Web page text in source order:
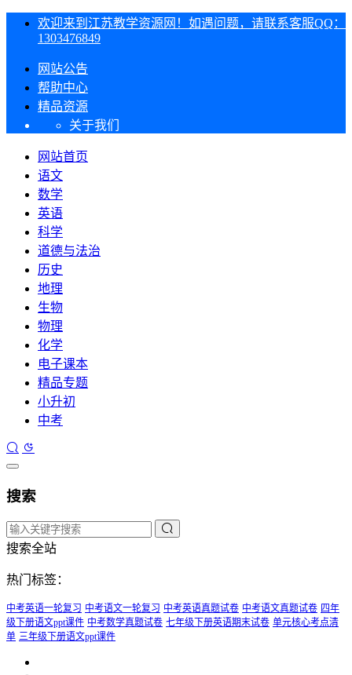
欢迎来到江苏教学资源网！如遇问题，请联系客服QQ：
1303476849
网站公告
帮助中心
精品资源
关于我们
网站首页
语文
数学
英语
科学
道德与法治
历史
地理
生物
物理
化学
电子课本
精品专题
小升初
中考
搜索
搜索全站
热门标签：
中考英语一轮复习 中考语文一轮复习 中考英语真题试卷 中考语文真题试卷 四年
级下册语文ppt课件 中考数学真题试卷 七年级下册英语期末试卷 单元核心考点清
单 三年级下册语文ppt课件